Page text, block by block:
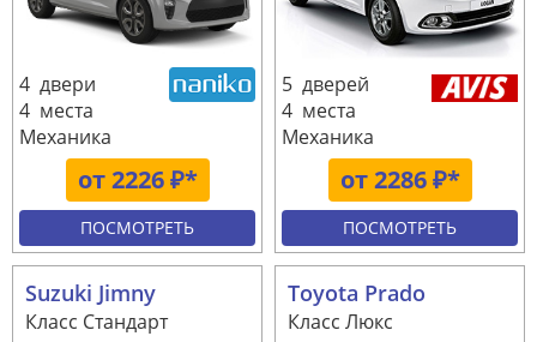
от 2226 ₽*
4 двери
4 места
Механика
ПОСМОТРЕТЬ
от 2286 ₽*
5 дверей
4 места
Механика
ПОСМОТРЕТЬ
Suzuki Jimny
Класс Стандарт
Toyota Prado
Класс Люкс